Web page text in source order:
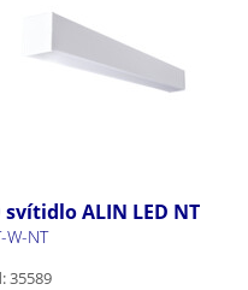
ALIN LED NT
W-NT
35589